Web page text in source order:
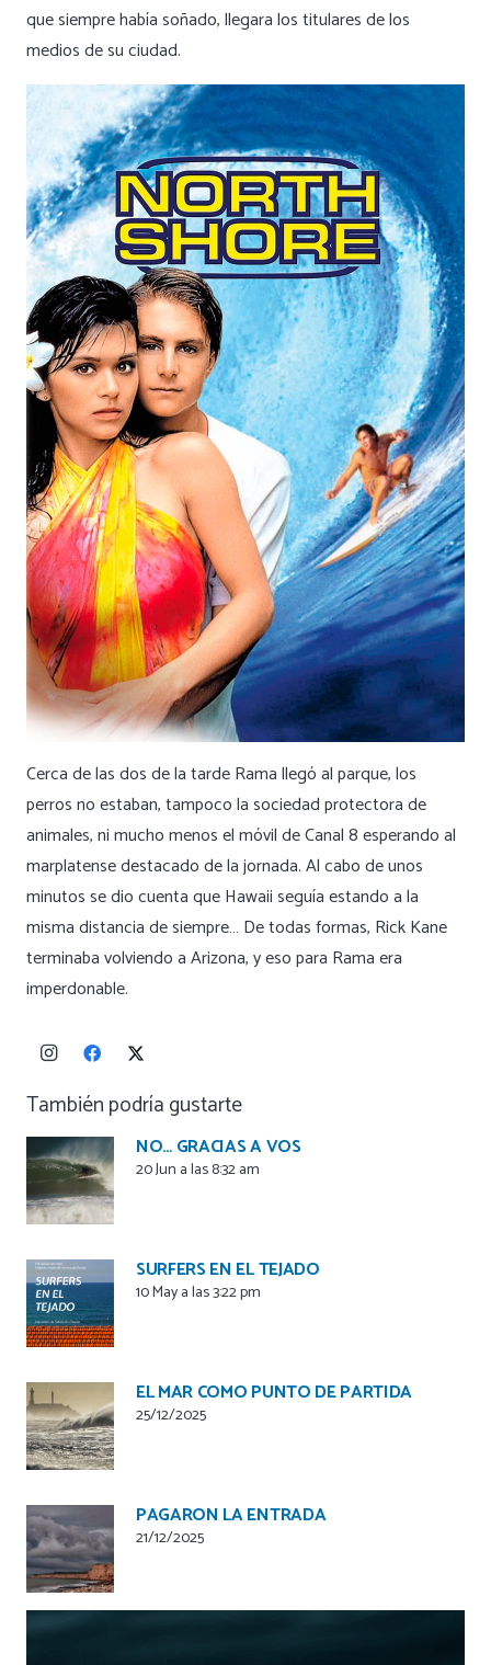
que siempre había soñado, llegara los titulares de los
medios de su ciudad.
Cerca de las dos de la tarde Rama llegó al parque, los
perros no estaban, tampoco la sociedad protectora de
animales, ni mucho menos el móvil de Canal 8 esperando al
marplatense destacado de la jornada. Al cabo de unos
minutos se dio cuenta que Hawaii seguía estando a la
misma distancia de siempre… De todas formas, Rick Kane
terminaba volviendo a Arizona, y eso para Rama era
imperdonable.
También podría gustarte
NO… GRACIAS A VOS
20 Jun a las 8:32 am
SURFERS EN EL TEJADO
10 May a las 3:22 pm
EL MAR COMO PUNTO DE PARTIDA
25/12/2025
PAGARON LA ENTRADA
21/12/2025